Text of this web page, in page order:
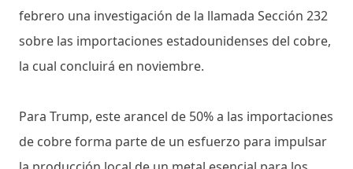
febrero una investigación de la llamada Sección 232
sobre las importaciones estadounidenses del cobre,
la cual concluirá en noviembre.
Para Trump, este arancel de 50% a las importaciones
de cobre forma parte de un esfuerzo para impulsar